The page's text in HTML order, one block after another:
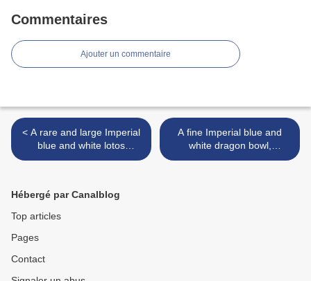
Commentaires
Ajouter un commentaire
< A rare and large Imperial
blue and white lotos
porcelain dish, China,
of Yongzheng
A fine Imperial blue and
white dragon bowl,
underglaze blue six-
Hébergé par Canalblog
Top articles
Pages
Contact